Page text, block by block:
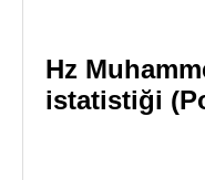
Hz
istatistiği